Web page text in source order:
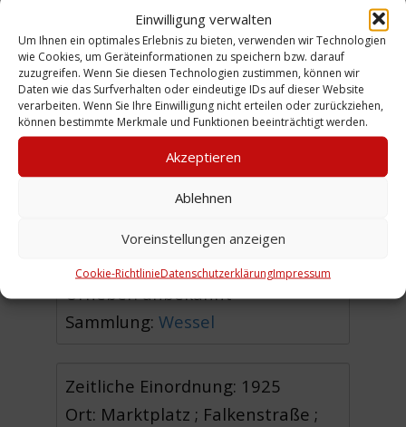
Einwilligung verwalten
Um Ihnen ein optimales Erlebnis zu bieten, verwenden wir Technologien
wie Cookies, um Geräteinformationen zu speichern bzw. darauf
zuzugreifen. Wenn Sie diesen Technologien zustimmen, können wir
Daten wie das Surfverhalten oder eindeutige IDs auf dieser Website
verarbeiten. Wenn Sie Ihre Einwilligung nicht erteilen oder zurückziehen,
können bestimmte Merkmale und Funktionen beeinträchtigt werden.
Akzeptieren
Ablehnen
Voreinstellungen anzeigen
Cookie-RichtlinieDatenschutzerklärungImpressum
Posthornstraße, Niemeyerstraße,
Egestorffstraße, Hallermünder
Straße, Schwalenberger Straße,
Davenstedter Straße und
Stephanusstraße.
Gleiche Foto-Karte mit Rückseite
Urheber: unbekannt
Sammlung:Wessel
Zeitliche Einordnung: 1925
Ort: Marktplatz ; Falkenstraße ;